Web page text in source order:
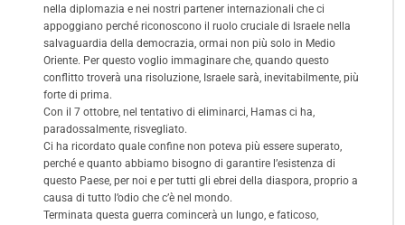
nella diplomazia e nei nostri partener internazionali che ci
appoggiano perché riconoscono il ruolo cruciale di Israele nella
salvaguardia della democrazia, ormai non più solo in Medio
Oriente. Per questo voglio immaginare che, quando questo
conflitto troverà una risoluzione, Israele sarà, inevitabilmente, più
forte di prima.
Con il 7 ottobre, nel tentativo di eliminarci, Hamas ci ha,
paradossalmente, risvegliato.
Ci ha ricordato quale confine non poteva più essere superato,
perché e quanto abbiamo bisogno di garantire l’esistenza di
questo Paese, per noi e per tutti gli ebrei della diaspora, proprio a
causa di tutto l’odio che c’è nel mondo.
Terminata questa guerra comincerà un lungo, e faticoso,